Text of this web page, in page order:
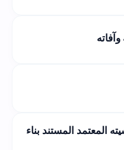
المعتمد المستند بناء